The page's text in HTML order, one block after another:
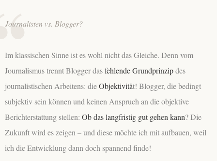
Journalisten vs. Blogger?
Im klassischen Sinne ist es wohl nicht das Gleiche. Denn vom
Journalismus trennt Blogger dasfehlende Grundprinzipdes
journalistischen Arbeitens: dieObjektivität! Blogger, die bedingt
subjektiv sein können und keinen Anspruch an die objektive
Berichterstattung stellen: Ob das langfristig gut gehen kann? Die
Zukunft wird es zeigen – und diese möchte ich mit aufbauen, weil
ich die Entwicklung dann doch spannend finde!